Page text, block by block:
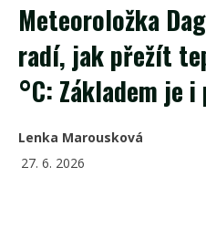
Meteoroložka
radí, jak přežít
°C: Základem je
Lenka Marousková
27. 6. 2026